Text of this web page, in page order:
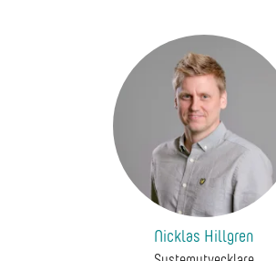
Nicklas Hillgren